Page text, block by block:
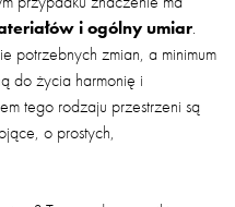
i ogólny umiar.
potrzebnych zmian, a minimum
do życia harmonię i
tego rodzaju przestrzeni są
o prostych,